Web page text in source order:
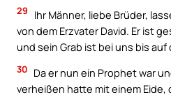
29
Ihr Männer, liebe Brüder,
von dem Erzvater David. Er ist
und sein Grab ist bei uns bis auf
30 Da er nun ein Prophet war
verheißen hatte mit einem Eide,